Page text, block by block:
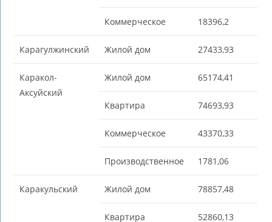
Коммерческое 18396,2
Карагулжинский Жилой дом 27433,93
Каракол-
Аксуйский
Жилой дом 65174,41
Квартира 74693,93
Коммерческое 43370,33
Производственное 1781,06
Каракульский Жилой дом 78857,48
Квартира 52860,13